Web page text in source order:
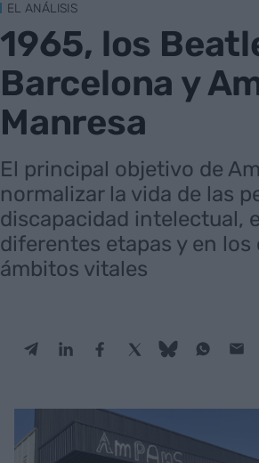
EL ANÁLISIS
1965, los
Barcelona y
Manresa
El principal objetivo de
normalizar la vida de las
discapacidad intelectual,
diferentes etapas y en
ámbitos vitales